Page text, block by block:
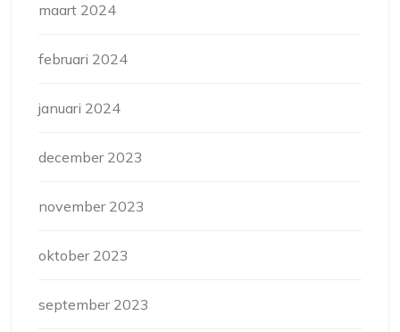
maart 2024
februari 2024
januari 2024
december 2023
november 2023
oktober 2023
september 2023